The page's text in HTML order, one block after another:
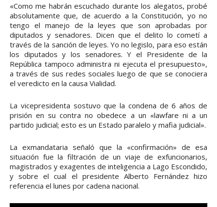
«Como me habrán escuchado durante los alegatos, probé
absolutamente que, de acuerdo a la Constitución, yo no
tengo el manejo de la leyes que son aprobadas por
diputados y senadores. Dicen que el delito lo cometí a
través de la sanción de leyes. Yo no legislo, para eso están
los diputados y los senadores. Y el Presidente de la
República tampoco administra ni ejecuta el presupuesto»,
a través de sus redes sociales luego de que se conociera
el veredicto en la causa Vialidad.
La vicepresidenta sostuvo que la condena de 6 años de
prisión en su contra no obedece a un «lawfare ni a un
partido judicial; esto es un Estado paralelo y mafia judicial».
La exmandataria señaló que la «confirmación» de esa
situación fue la filtración de un viaje de exfuncionarios,
magistrados y exagentes de inteligencia a Lago Escondido,
y sobre el cual el presidente Alberto Fernández hizo
referencia el lunes por cadena nacional.